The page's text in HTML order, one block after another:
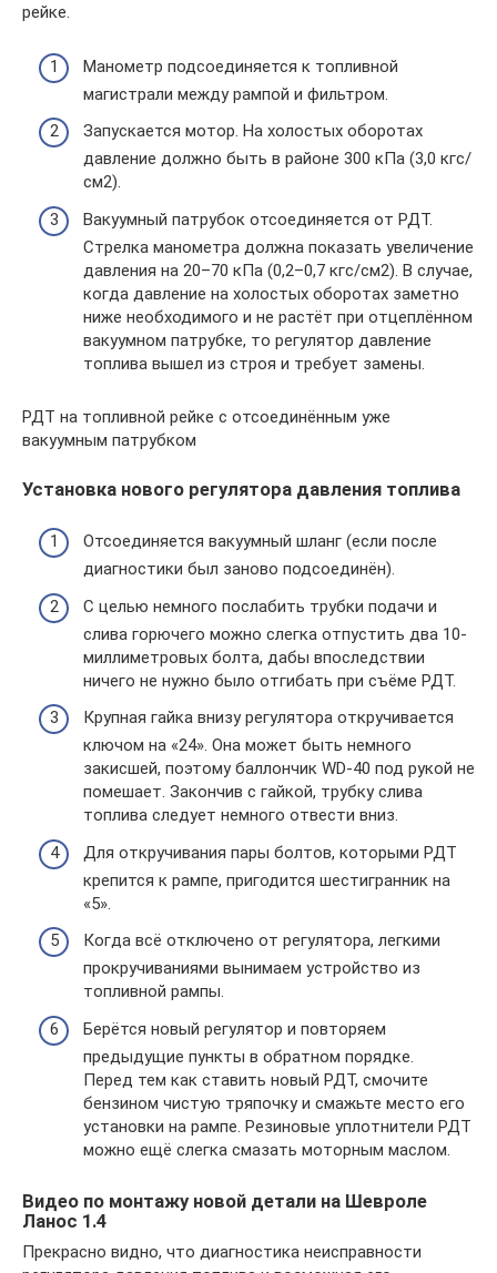
рейке.
Манометр подсоединяется к топливной
магистрали между рампой и фильтром.
Запускается мотор. На холостых оборотах
давление должно быть в районе 300 кПа (3,0 кгс/
см2).
Вакуумный патрубок отсоединяется от РДТ.
Стрелка манометра должна показать увеличение
давления на 20–70 кПа (0,2–0,7 кгс/см2). В случае,
когда давление на холостых оборотах заметно
ниже необходимого и не растёт при отцеплённом
вакуумном патрубке, то регулятор давление
топлива вышел из строя и требует замены.
РДТ на топливной рейке с отсоединённым уже
вакуумным патрубком
Установка нового регулятора давления топлива
Отсоединяется вакуумный шланг (если после
диагностики был заново подсоединён).
С целью немного послабить трубки подачи и
слива горючего можно слегка отпустить два 10-
миллиметровых болта, дабы впоследствии
ничего не нужно было отгибать при съёме РДТ.
Крупная гайка внизу регулятора откручивается
ключом на «24». Она может быть немного
закисшей, поэтому баллончик WD-40 под рукой не
помешает. Закончив с гайкой, трубку слива
топлива следует немного отвести вниз.
Для откручивания пары болтов, которыми РДТ
крепится к рампе, пригодится шестигранник на
«5».
Когда всё отключено от регулятора, легкими
прокручиваниями вынимаем устройство из
топливной рампы.
Берётся новый регулятор и повторяем
предыдущие пункты в обратном порядке.
Перед тем как ставить новый РДТ, смочите
бензином чистую тряпочку и смажьте место его
установки на рампе. Резиновые уплотнители РДТ
можно ещё слегка смазать моторным маслом.
Видео по монтажу новой детали на Шевроле
Ланос 1.4
Прекрасно видно, что диагностика неисправности